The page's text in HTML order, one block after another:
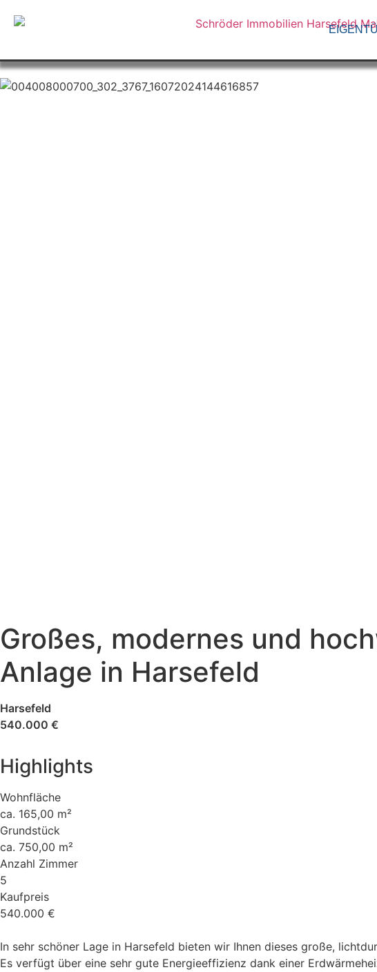
Großes, modernes und
Anlage in Harsefeld
Harsefeld
540.000 €
Highlights
Wohnfläche
ca. 165,00 m²
Grundstück
ca. 750,00 m²
Anzahl Zimmer
5
Kaufpreis
540.000 €
In sehr schöner Lage in Harsefeld bieten wir Ihnen dieses große,
Es verfügt über eine sehr gute Energieeffizienz dank einer